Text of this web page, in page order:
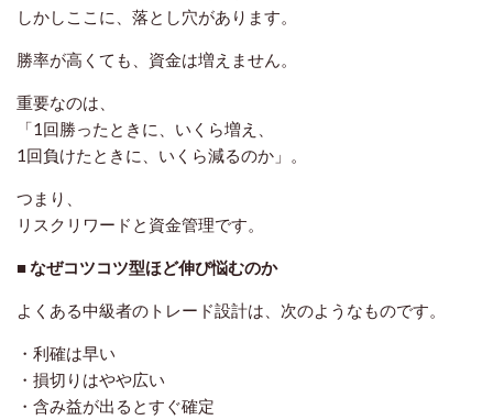
しかしここに、落とし穴があります。
勝率が高くても、資金は増えません。
重要なのは、
「1回勝ったときに、いくら増え、
1回負けたときに、いくら減るのか」。
つまり、
リスクリワードと資金管理です。
■ なぜコツコツ型ほど伸び悩むのか
よくある中級者のトレード設計は、次のようなものです。
・利確は早い
・損切りはやや広い
・含み益が出るとすぐ確定